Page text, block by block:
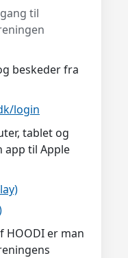
til
beskeder fra
login
tablet og
app til Apple
HOODI er man